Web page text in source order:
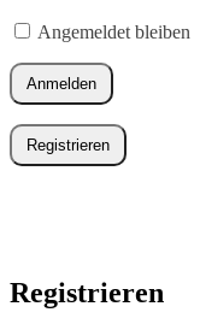
Angemeldet bleiben
Anmelden
Registrieren
Registrieren